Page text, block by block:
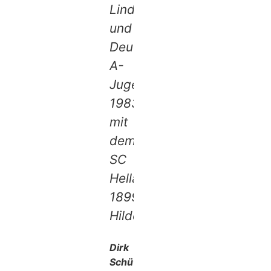
Linden
und
Deutscher
A-
Jugendmeister
1983
mit
dem
SC
Hellas-
1899
Hildesheim
Dirk
Schütze